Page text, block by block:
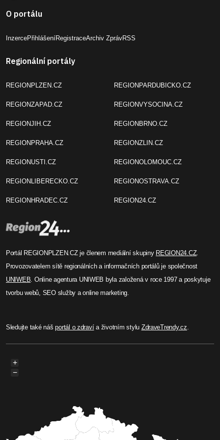
O portálu
InzercePřihlášeníRegistraceArchiv ZprávRSS
Regionální portály
REGIONPLZEN.CZ
REGIONZAPAD.CZ
REGIONJIH.CZ
REGIONPRAHA.CZ
REGIONUSTI.CZ
REGIONLIBERECKO.CZ
REGIONHRADEC.CZ
REGIONPARDUBICKO.CZ
REGIONVYSOCINA.CZ
REGIONBRNO.CZ
REGIONZLIN.CZ
REGIONOLOMOUC.CZ
REGIONOSTRAVA.CZ
REGION24.CZ
Portál REGIONPLZEN.CZ je členem mediální skupiny REGION24.CZ.
Provozovatelem sítě regionálních a informačních portálů je společnost
UNIWEB . Online agentura UNIWEB byla založená v roce 1997 a poskytuje
tvorbu webů, SEO služby a online marketing.
Sledujte také nášportál o zdravía životním stylu ZdraveTrendy.cz
+
−